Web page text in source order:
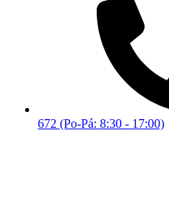
672 (Po-Pá: 8:30 - 17:00)